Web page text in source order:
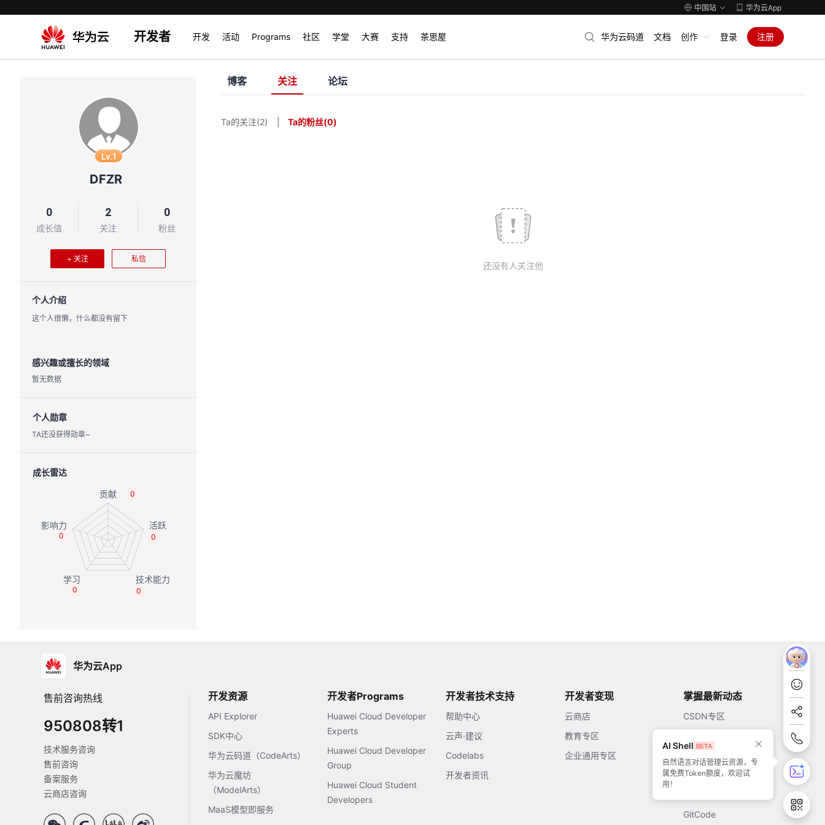
中国站 华为云App
开发者 开发 活动 Programs 社区 学堂 大赛 支持 茶思屋 华为云码道 文档 创作 登录 注册
Lv.1
DFZR
0
成长值
2
关注
0
粉丝
+ 关注 私信
个人介绍
这个人很懒，什么都没有留下
感兴趣或擅长的领域
暂无数据
个人勋章
TA还没获得勋章~
成长雷达
0
0
0
0
0
博客 关注 论坛
Ta的关注(2) Ta的粉丝(0)
还没有人关注他
华为云App
售前咨询热线
950808转1
技术服务咨询
售前咨询
备案服务
云商店咨询
开发资源
API Explorer
SDK中心
华为云码道（CodeArts）
华为云魔坊
（ModelArts）
MaaS模型即服务
开发者Programs
Huawei Cloud Developer
Experts
Huawei Cloud Developer
Group
Huawei Cloud Student
Developers
开发者技术支持
帮助中心
云声·建议
Codelabs
开发者资讯
开发者变现
云商店
教育专区
企业通用专区
掌握最新动态
CSDN专区
51CTO
GitCode
AI Shell
自然语言对话管理云资源，专
属免费Token额度，欢迎试
用！